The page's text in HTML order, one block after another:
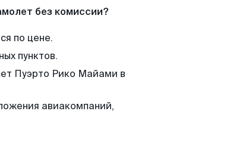
без комиссии?
по цене.
пунктов.
Пуэрто Рико Майами в
авиакомпаний,